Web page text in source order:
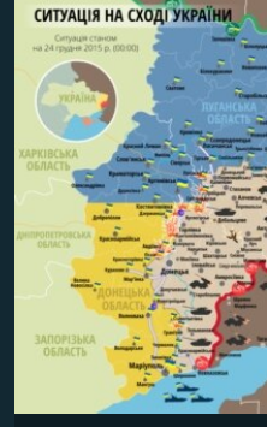
СВІДЧЕННЯ ОКУПАЦІЇ
УКРАЇНСЬКА ПРОБЛЕМА КРИМУ
ІНФОГРАФІКА
Qırımtatar
ДОЛУЧАЙСЯ!
Усі сайти RFE/RL